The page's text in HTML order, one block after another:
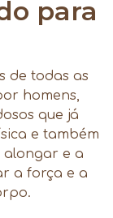
para
de todas as
homens,
que já
e também
alongar e a
a força e a